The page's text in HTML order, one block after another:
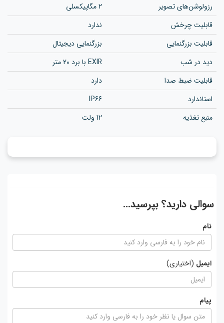
رزولوشن‌های تصویر
2 مگاپیکسلی
قابلیت چرخش
ندارد
قابلیت بزرگنمایی
بزرگنمایی دیجیتال
دید در شب
EXIR با برد 20 متر
قابلیت ضبط صدا
دارد
استاندارد
IP66
منبع تغذیه
12 ولت
سوالی دارید؟ بپرسید...
نام
ایمیل (اختیاری)
پیام